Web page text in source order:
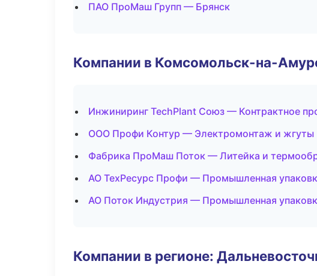
ПАО ПроМаш Групп — Брянск
Компании в Комсомольск-на-
Инжиниринг TechPlant Союз — Контрактное
ООО Профи Контур — Электромонтаж и жгуты
Фабрика ПроМаш Поток — Литейка и
АО ТехРесурс Профи — Промышленная
АО Поток Индустрия — Промышленная
Компании в регионе: